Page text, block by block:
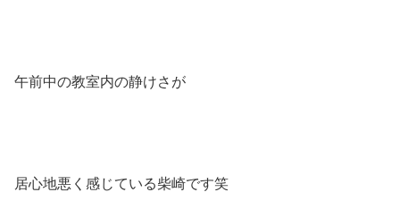
午前中の教室内の静けさが
居心地悪く感じている柴崎です笑